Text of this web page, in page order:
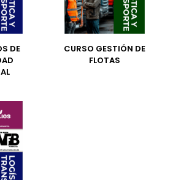
DE
CURSO GESTIÓN DE
FLOTAS